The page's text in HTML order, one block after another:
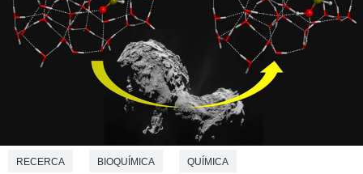
RECERCA BIOQUÍMICA QUÍMICA